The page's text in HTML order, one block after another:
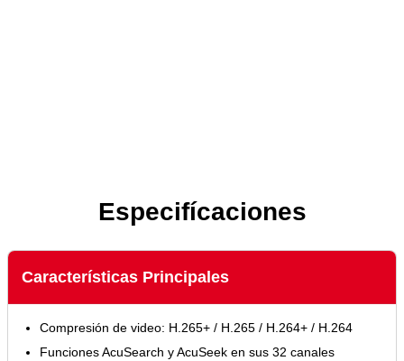
Especifícaciones
Características Principales
Compresión de video: H.265+ / H.265 / H.264+ / H.264
Funciones AcuSearch y AcuSeek en sus 32 canales